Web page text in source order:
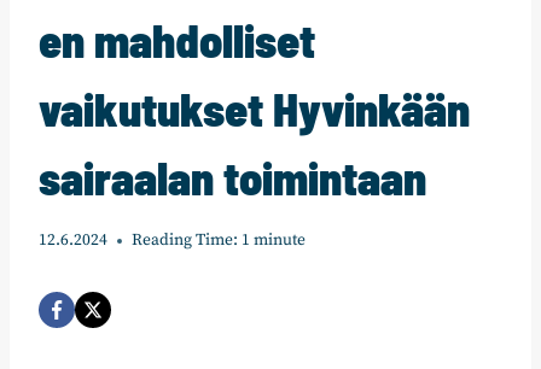
en mahdolliset
vaikutukset Hyvinkään
sairaalan toimintaan
12.6.2024 Reading Time: 1 minute